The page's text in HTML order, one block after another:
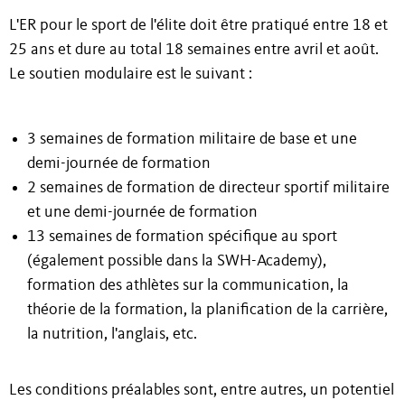
L'ER pour le sport de l'élite doit être pratiqué entre 18 et
25 ans et dure au total 18 semaines entre avril et août.
Le soutien modulaire est le suivant :
3 semaines de formation militaire de base et une
demi-journée de formation
2 semaines de formation de directeur sportif militaire
et une demi-journée de formation
13 semaines de formation spécifique au sport
(également possible dans la SWH-Academy),
formation des athlètes sur la communication, la
théorie de la formation, la planification de la carrière,
la nutrition, l'anglais, etc.
Les conditions préalables sont, entre autres, un potentiel